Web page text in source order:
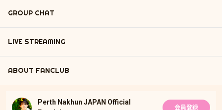
GROUP CHAT
LIVE STREAMING
ABOUT FANCLUB
Perth Nakhun JAPAN Official
会員登録